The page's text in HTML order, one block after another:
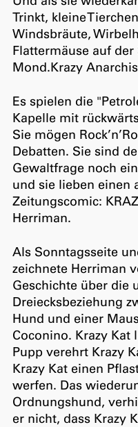
Trinkt, kleine
Windsbräute,
Flattermäuse auf
Mond.Krazy
Es spielen die
Kapelle mit
Sie mögen
Debatten. Sie sind
Gewaltfrage noch
und sie lieben einen
Zeitungscomic:
Herriman.
Als Sonntagsseite
zeichnete Herriman
Geschichte über die
Dreiecksbeziehung
Hund und einer
Coconino. Krazy Kat
Pupp verehrt Krazy
Krazy Kat einen
werfen. Das
Ordnungshund,
er nicht, dass Krazy